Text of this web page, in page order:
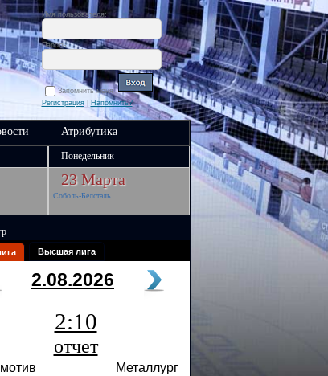
Имя пользователя:
Пароль:
Запомнить меня
Регистрация| Напомнить?
Атрибутика
Понедельник
23 Марта
Соболь-Белсталь
Высшая лига
2.08.2026
2:10
отчет
Металлург